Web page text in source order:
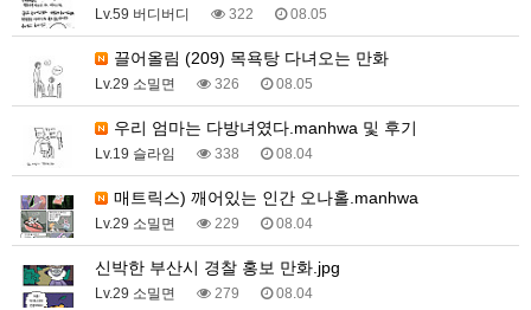
Lv.59 버디버디 322 08.05
끌어올림 (209) 목욕탕 다녀오는 만화
Lv.29 소밀면 326 08.05
우리 엄마는 다방녀였다.manhwa 및 후기
Lv.19 슬라임 338 08.04
매트릭스) 깨어있는 인간 오나홀.manhwa
Lv.29 소밀면 229 08.04
신박한 부산시 경찰 홍보 만화.jpg
Lv.29 소밀면 279 08.04